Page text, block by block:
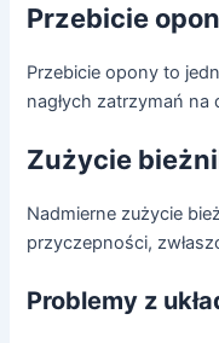
Przebicie
Przebicie opony to
nagłych zatrzymań na
Zużycie
Nadmierne zużycie
przyczepności,
Problemy z